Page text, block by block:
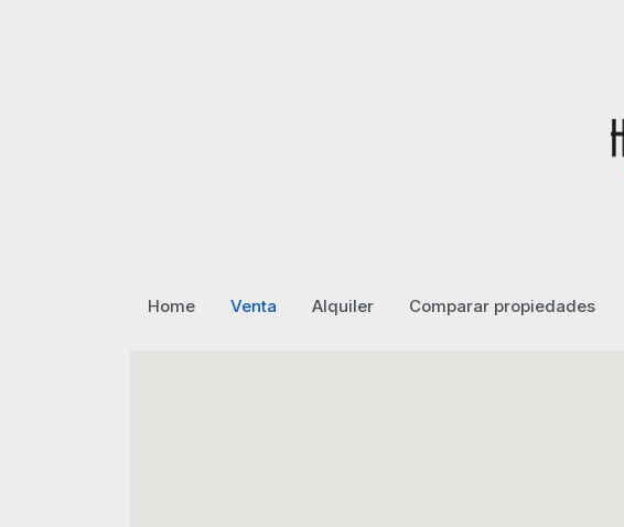
Home Venta Alquiler Comparar propiedades